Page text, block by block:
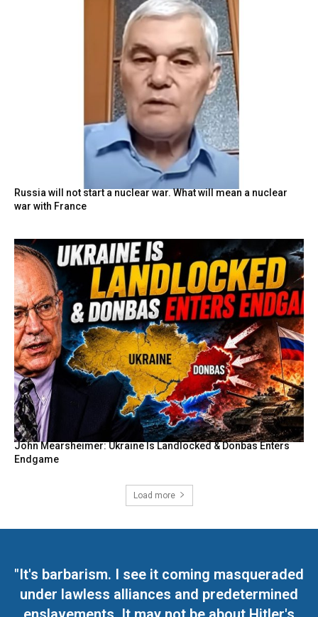
Russia will not start a nuclear war. What will mean a nuclear
war with France
John Mearsheimer: Ukraine Is Landlocked & Donbas Enters
Endgame
Load more
"It's barbarism. I see it coming masqueraded
under lawless alliances and predetermined